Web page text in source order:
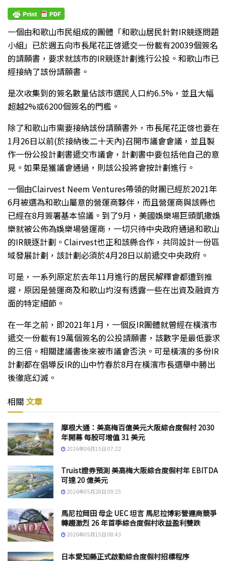
一個由和歌山市民組成的團體「和歌山居民針對IR競逐問題
小組」已於週五向市長尾花正啓遞交一份載有20039個簽名
的請願書，要求就該市的IR競逐計劃進行公投。和歌山市已
經接納了該份請願書。
是次收集到的簽名數量佔該市選民人口約6.5%，並且大幅
超越2%或6200個簽名的門檻。
除了和歌山市需要接納該份請願書外，市長尾花正啓也要在
1月26日以前(於接納後二十天內)召開市議會會議，並且製
作一份公投計劃書遞交市議會，計劃書中要包括他自己的意
見。如果是獲議會通過，則該公投將會按計劃進行。
一個由Clairvest Neem Ventures帶領的財團已經於2021年
6月被選為和歌山屬意的營運商夥伴，而且營運商與該縣也
已經在8月簽署基本協議。到了9月，美國娛樂場巨頭凱撒娛
樂就被公佈為娛樂場營運商，一切只待中央政府通過和歌山
的IR競逐計劃。Clairvest也正和該縣合作，共同設計一份區
域發展計劃，該計劃必須於4月28日以前遞交中央政府。
可是，一系列原定於去年11月進行的居民解釋會都遭到推
遲，原因是營運商及和歌山圴沒有透露一些在出資及融資方
面的特定細節。
在一年之前，即2021年1月，一個反IR團體就曾經在橫濱市
遞交一份載有19萬個簽名的公投請願書，該數字是最低要求
的三倍。相關建議書後來被市議會否決。可是橫濱的多份IR
計劃都在倡導反IR的山中竹春於8月在橫濱市長選舉中勝出
後徹底幻滅。
相關 文章
摩根大通：美高梅百億美元大阪綜合度假村 2030
年開幕 每股可增值 31 美元
2026年06月15日 07:22
Truist證券預測 美高梅大阪綜合度假村年 EBITDA
可達 20 億美元
2026年05月28日 09:25
馬尼拉岡田 母企 UEC 坦言 馬尼拉博彩營運商競爭
轉趨激烈 26 年首季綜合度假村收益盈利雙跌
2026年05月15日 08:43
日本愛知縣正式啟動綜合度假村招標程序